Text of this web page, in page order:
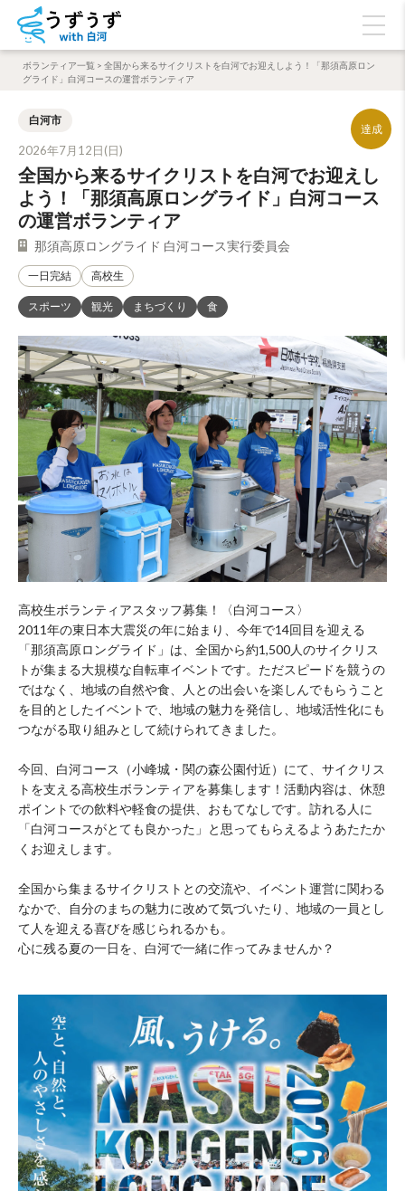
ボランティア一覧 > 全国から来るサイクリストを白河でお迎えしよう！「那須高原ロン
グライド」白河コースの運営ボランティア
白河市
2026年7月12日(日)
全国から来るサイクリストを白河でお迎えし
よう！「那須高原ロングライド」白河コース
の運営ボランティア
那須高原ロングライド 白河コース実行委員会
一日完結 高校生
スポーツ 観光 まちづくり 食
高校生ボランティアスタッフ募集！〈白河コース〉
2011年の東日本大震災の年に始まり、今年で14回目を迎える
「那須高原ロングライド」は、全国から約1,500人のサイクリス
トが集まる大規模な自転車イベントです。ただスピードを競うの
ではなく、地域の自然や食、人との出会いを楽しんでもらうこと
を目的としたイベントで、地域の魅力を発信し、地域活性化にも
つながる取り組みとして続けられてきました。
今回、白河コース（小峰城・関の森公園付近）にて、サイクリス
トを支える高校生ボランティアを募集します！活動内容は、休憩
ポイントでの飲料や軽食の提供、おもてなしです。訪れる人に
「白河コースがとても良かった」と思ってもらえるようあたたか
くお迎えします。
全国から集まるサイクリストとの交流や、イベント運営に関わる
なかで、自分のまちの魅力に改めて気づいたり、地域の一員とし
て人を迎える喜びを感じられるかも。
心に残る夏の一日を、白河で一緒に作ってみませんか？